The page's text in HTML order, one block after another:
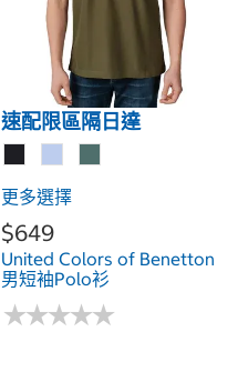
速配限區隔日達
更多選擇
$649
United Colors of Benetton
男短袖Polo衫
★★★★★
★★★★★